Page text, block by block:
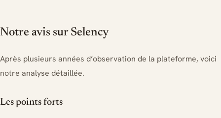
Notre avis sur Selency
Après plusieurs années d’observation de la plateforme, voici
notre analyse détaillée.
Les points forts